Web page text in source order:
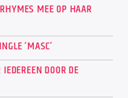
MEE OP HAAR
‘MASC’
DOOR DE